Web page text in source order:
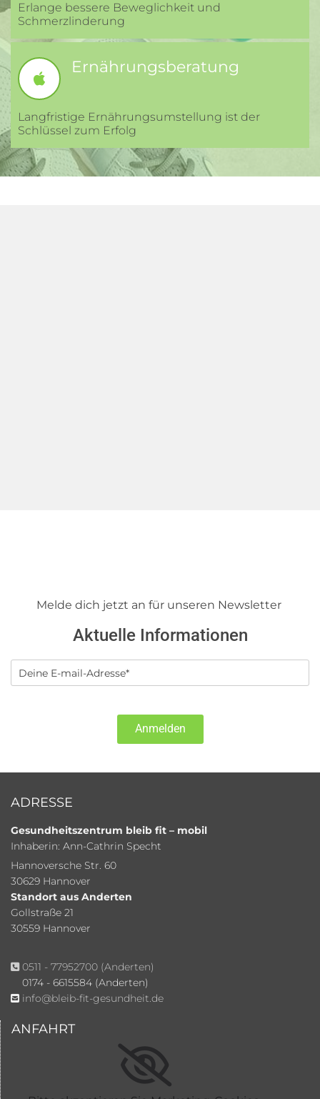
Erlange bessere Beweglichkeit und
Schmerzlinderung
Ernährungsberatung
Langfristige Ernährungsumstellung ist der
Schlüssel zum Erfolg
Melde dich jetzt an für unseren Newsletter
Aktuelle Informationen
ADRESSE
Gesundheitszentrum bleib fit – mobil
Inhaberin: Ann-Cathrin Specht
Hannoversche Str. 60
30629 Hannover
Standort aus Anderten
Gollstraße 21
30559 Hannover
 0511 - 77952700 (Anderten)
0174 - 6615584 (Anderten)
 info@bleib-fit-gesundheit.de
ANFAHRT